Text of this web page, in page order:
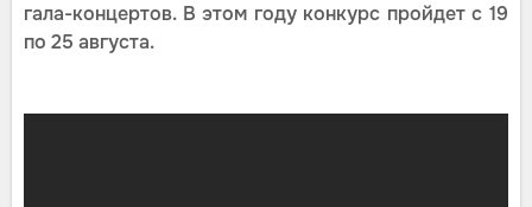
гала-концертов. В этом году конкурс пройдет с 19
по 25 августа.